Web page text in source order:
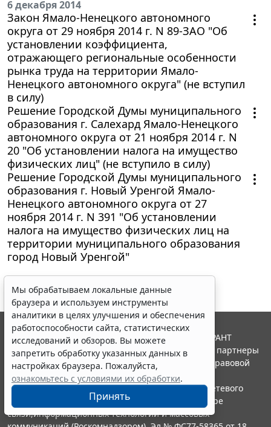
6 декабря 2014
Закон Ямало-Ненецкого автономного
округа от 29 ноября 2014 г. N 89-ЗАО "Об
установлении коэффициента,
отражающего региональные особенности
рынка труда на территории Ямало-
Ненецкого автономного округа" (не вступил
в силу)
Решение Городской Думы муниципального
образования г. Салехард Ямало-Ненецкого
автономного округа от 21 ноября 2014 г. N
20 "Об установлении налога на имущество
физических лиц" (не вступило в силу)
Решение Городской Думы муниципального
образования г. Новый Уренгой Ямало-
Ненецкого автономного округа от 27
ноября 2014 г. N 391 "Об установлении
налога на имущество физических лиц на
территории муниципального образования
город Новый Уренгой"
Мы обрабатываем локальные данные
браузера и используем инструменты
аналитики в целях улучшения и обеспечения
работоспособности сайта, статистических
исследований и обзоров. Вы можете
запретить обработку указанных данных в
настройках браузера. Пожалуйста,
ознакомьтесь с условиями их обработки.
Принять
© ООО "НПП "ГАРАНТ-СЕРВИС", 2026. Система ГАРАНТ
выпускается с 1990 года. Компания "Гарант" и ее партнеры
являются участниками Российской ассоциации правовой
информации ГАРАНТ.
Портал ГАРАНТ.РУ зарегистрирован в качестве сетевого
издания Федеральной службой по надзору в сфере
связи,информационных технологий и массовых